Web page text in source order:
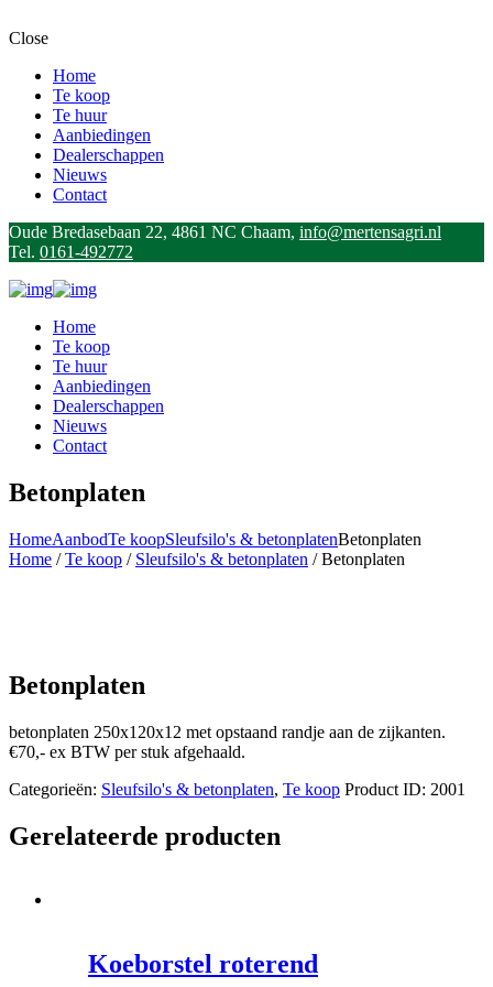
Close
Home
Te koop
Te huur
Aanbiedingen
Dealerschappen
Nieuws
Contact
Oude Bredasebaan 22, 4861 NC Chaam, info@mertensagri.nl
Tel. 0161-492772
Home
Te koop
Te huur
Aanbiedingen
Dealerschappen
Nieuws
Contact
Betonplaten
HomeAanbodTe koopSleufsilo's & betonplatenBetonplaten
Home /Te koop / Sleufsilo's & betonplaten / Betonplaten
Betonplaten
betonplaten 250x120x12 met opstaand randje aan de zijkanten.
€70,- ex BTW per stuk afgehaald.
Categorieën: Sleufsilo's & betonplaten, Te koop Product ID: 2001
Gerelateerde producten
Koeborstel roterend